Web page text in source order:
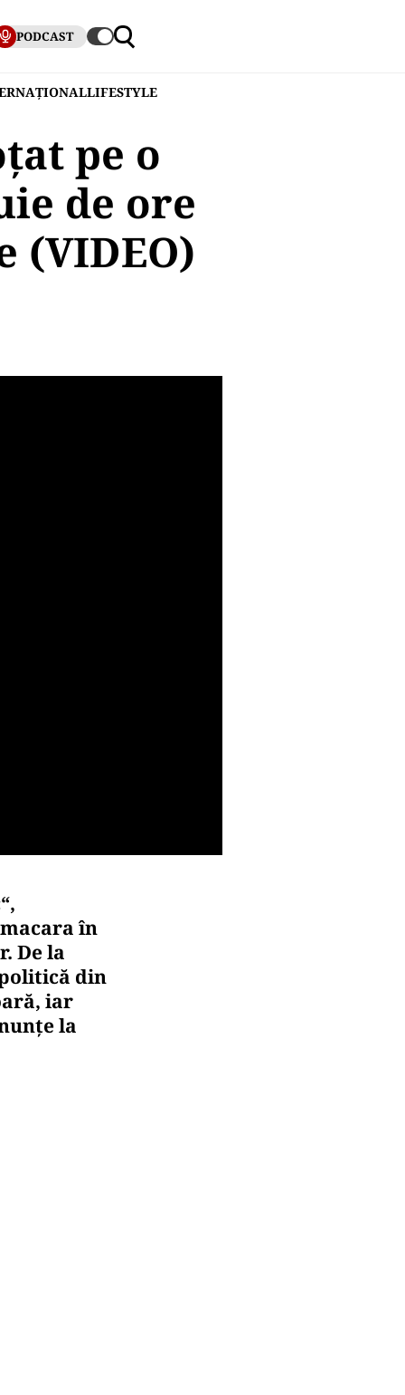
PODCAST
LIFESTYLE
pe o
de ore
(VIDEO)
în
De la
din
iar
la